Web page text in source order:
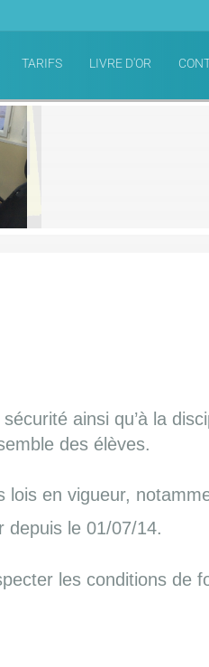
TARIFS LIVRE D'OR
ainsi qu’à la
des élèves.
lois en vigueur,
depuis le 01/07/14.
les conditions de